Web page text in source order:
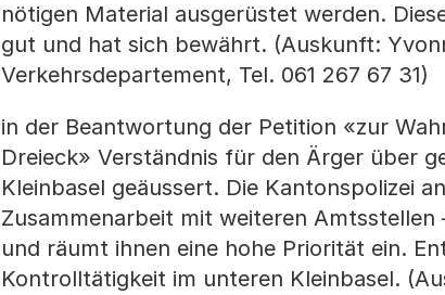
nötigen Material ausgerüstet werden.
gut und hat sich bewährt. (Auskunft:
Verkehrsdepartement, Tel. 061 267 67 31)
in der Beantwortung der Petition «zur
Dreieck» Verständnis für den Ärger über
Kleinbasel geäussert. Die Kantonspolizei
Zusammenarbeit mit weiteren
und räumt ihnen eine hohe Priorität ein.
Kontrolltätigkeit im unteren Kleinbasel.